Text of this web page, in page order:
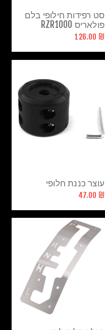
סט רפידות חילופי בלם
פולאריס RZR1000
₪ 126.00
עוצר כננת חלופי
₪ 47.00